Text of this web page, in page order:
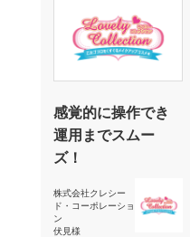
感覚的に操作でき
運用までスムー
ズ！
株式会社クレシー
ド・コーポレーショ
ン
伏見様